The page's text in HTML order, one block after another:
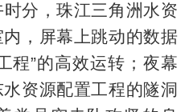
分，珠江三角洲水资
，屏幕上跳动的数据
程”的高效运转；夜幕
资源配置工程的隧洞